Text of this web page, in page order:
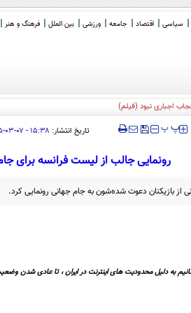
سیاسی اقتصاد جامعه ورزشی بین الملل فرهنگ و هنر
اجباری نبود (فیلم)
‍‍‍ پ پ تاریخ انتشار: ۱۵:۳۸ - ۰۷-۰۳-۱۴۰۵
رونمایی جالب از لیست فرانسه برای
از بازیکنان دعوت شده‌شون به جام جهانی رونمایی کرد.
به دلیل محدودیت های اینترنت در ایران ، تا عادی شدن